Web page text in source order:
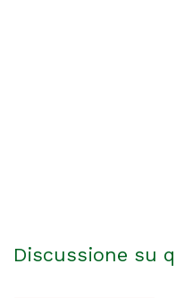
Discussione su